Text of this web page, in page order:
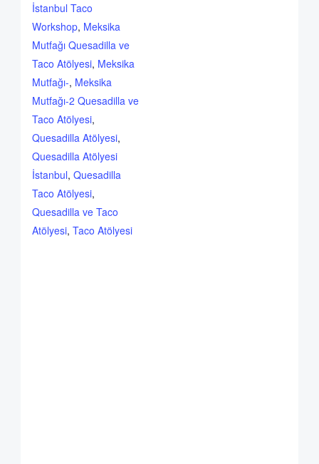
İstanbul Taco
Workshop, Meksika
Mutfağı Quesadilla ve
Taco Atölyesi, Meksika
Mutfağı-, Meksika
Mutfağı-2 Quesadilla ve
Taco Atölyesi,
Quesadilla Atölyesi,
Quesadilla Atölyesi
İstanbul, Quesadilla
Taco Atölyesi,
Quesadilla ve Taco
Atölyesi, Taco Atölyesi